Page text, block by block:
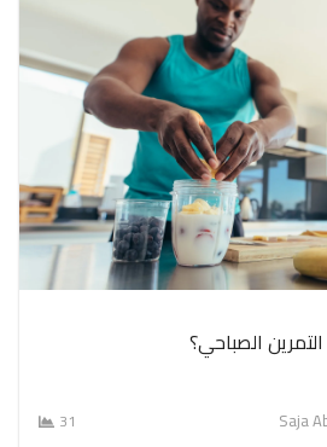
الصباحي؟
Saja
31